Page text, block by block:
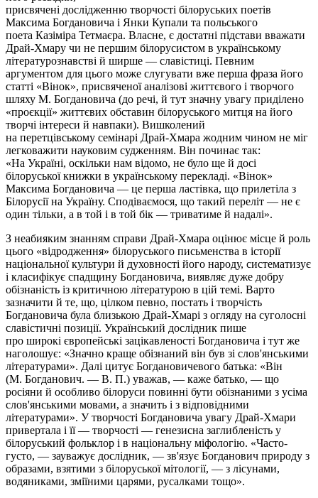
присвячені дослідженню творчості білоруських поетів
Максима Богдановича і Янки Купали та польського
поета Казіміра Тетмаєра. Власне, є достатні підстави вважати
Драй-Хмару чи не першим білорусистом в українському
літературознавстві й ширше — славістиці. Певним
аргументом для цього може слугувати вже перша фраза його
статті «Вінок», присвяченої аналізові життєвого і творчого
шляху М. Богдановича (до речі, й тут значну увагу приділено
«проєкції» життєвих обставин білоруського митця на його
творчі інтереси й навпаки). Вишколений
на перетцівському семінарі Драй-Хмара жодним чином не міг
легковажити науковим судженням. Він починає так:
«На Україні, оскільки нам відомо, не було ще й досі
білоруської книжки в українському перекладі. «Вінок»
Максима Богдановича — це перша ластівка, що прилетіла з
Білорусії на Україну. Сподіваємося, що такий переліт — не є
один тільки, а в той і в той бік — триватиме й надалі».
З неабияким знанням справи Драй-Хмара оцінює місце й роль
цього «відродження» білоруського письменства в історії
національної культури й духовності його народу, систематизує
і класифікує спадщину Богдановича, виявляє дуже добру
обізнаність із критичною літературою в цій темі. Варто
зазначити й те, що, цілком певно, постать і творчість
Богдановича була близькою Драй-Хмарі з огляду на суголосні
славістичні позиції. Український дослідник пише
про широкі європейські зацікавленості Богдановича і тут же
наголошує: «Значно краще обізнаний він був зі слов'янськими
літературами». Далі цитує Богдановичевого батька: «Він
(М. Богданович. — В. П.) уважав, — каже батько, — що
росіяни й особливо білоруси повинні бути обізнаними з усіма
слов'янськими мовами, а значить і з відповідними
літературами». У творчості Богдановича увагу Драй-Хмари
привертала і її — творчості — генезисна заглибленість у
білоруський фольклор і в національну міфологію. «Часто-
густо, — зауважує дослідник, — зв'язує Богданович природу з
образами, взятими з білоруської мітології, — з лісунами,
водяниками, зміїними царями, русалками тощо».